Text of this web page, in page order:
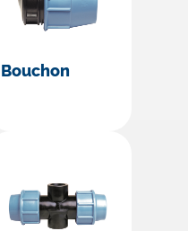
Bouchon